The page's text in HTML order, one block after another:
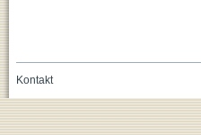
Kontakt